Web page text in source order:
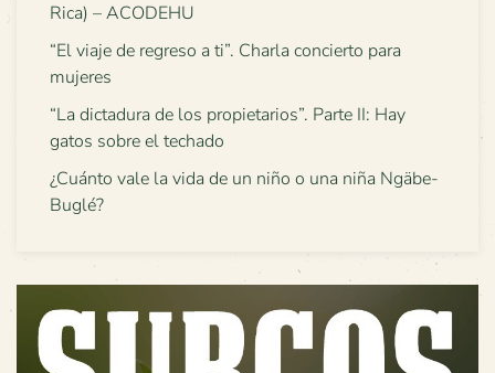
Rica) – ACODEHU
“El viaje de regreso a ti”. Charla concierto para
mujeres
“La dictadura de los propietarios”. Parte II: Hay
gatos sobre el techado
¿Cuánto vale la vida de un niño o una niña Ngäbe-
Buglé?